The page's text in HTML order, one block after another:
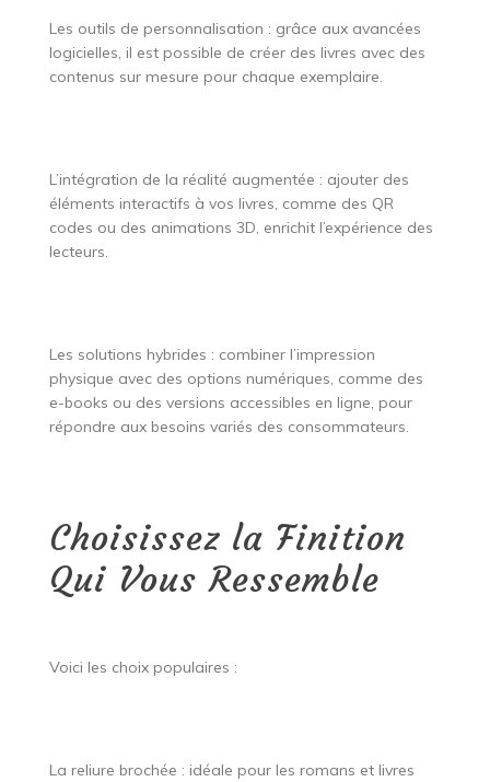
Les outils de personnalisation : grâce aux avancées
logicielles, il est possible de créer des livres avec des
contenus sur mesure pour chaque exemplaire.
L’intégration de la réalité augmentée : ajouter des
éléments interactifs à vos livres, comme des QR
codes ou des animations 3D, enrichit l’expérience des
lecteurs.
Les solutions hybrides : combiner l’impression
physique avec des options numériques, comme des
e-books ou des versions accessibles en ligne, pour
répondre aux besoins variés des consommateurs.
Choisissez la Finition
Qui Vous Ressemble
Voici les choix populaires :
La reliure brochée : idéale pour les romans et livres